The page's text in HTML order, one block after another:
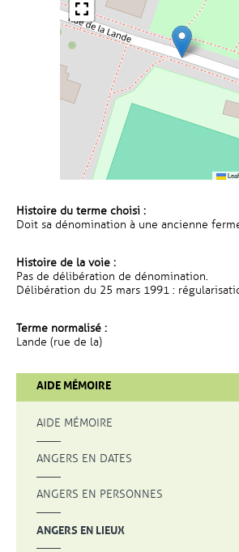
Histoire du terme choisi :
Doit sa dénomination à une ancienne
Histoire de la voie :
Pas de délibération de dénomination.
Délibération du 25 mars 1991 :
Terme normalisé :
Lande (rue de la)
AIDE MÉMOIRE
AIDE MÉMOIRE
ANGERS EN DATES
ANGERS EN PERSONNES
ANGERS EN LIEUX